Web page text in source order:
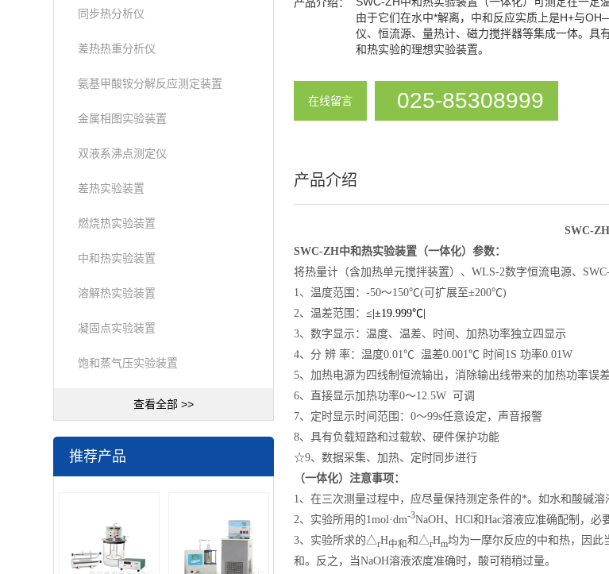
同步热分析仪
差热热重分析仪
氨基甲酸铵分解反应测定装置
金属相图实验装置
双液系沸点测定仪
差热实验装置
燃烧热实验装置
中和热实验装置
溶解热实验装置
凝固点实验装置
饱和蒸气压实验装置
查看全部 >>
推荐产品
产品介绍：
由于它们在水中*解离，中和反应实质上是H+与
仪、恒流源、量热计、磁力搅拌器等集成一体。具
和热实验的理想实验装置。
在线留言 025-85308999
产品介绍
SWC-
SWC-ZH中和热实验装置（一体化）参数：
将热量计（含加热单元搅拌装置）、WLS-2数字恒流电源、
1、温度范围：-50～150℃(可扩展至±200℃)
2、温差范围： ≤|±19.999℃|
3、数字显示：温度、温差、时间、加热功率独立四显示
4、分 辨 率：温度0.01℃ 温差0.001℃ 时间1S 功率0.01W
5、加热电源为四线制恒流输出，消除输出线带来的加热功率误
6、直接显示加热功率0～12.5W 可调
7、定时显示时间范围：0～99s任意设定，声音报警
8、具有负载短路和过载软、硬件保护功能
☆9、数据采集、加热、定时同步进行
（一体化）注意事项：
1、在三次测量过程中，应尽量保持测定条件的*。如水和酸碱
2、实验所用的1mol·dm-3NaOH、HCl和Hac溶液应准确配制，必
3、实验所求的△rH中和和△rHm均为一摩尔反应的中和热，因此
和。反之，当NaOH溶液浓度准确时，酸可稍稍过量。